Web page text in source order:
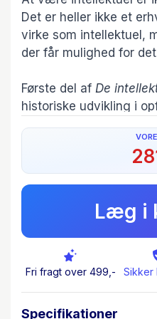
Det er heller ikke et
virke som intel­lek­tuel,
der får mulighed for
Første del af De
historiske udvikling i
intellektuelle og de
blevet tilskrevet i den
århundrede.
Mannheim, Antonio
Virginia Woolf, Simone
Said, Frank Furedi,
Baert.
Anden del udlægger
Læg i
Fri fragt over 499,- Sikker
Specifikationer